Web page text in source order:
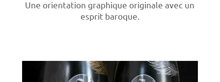
Une orientation graphique originale avec un
esprit baroque.